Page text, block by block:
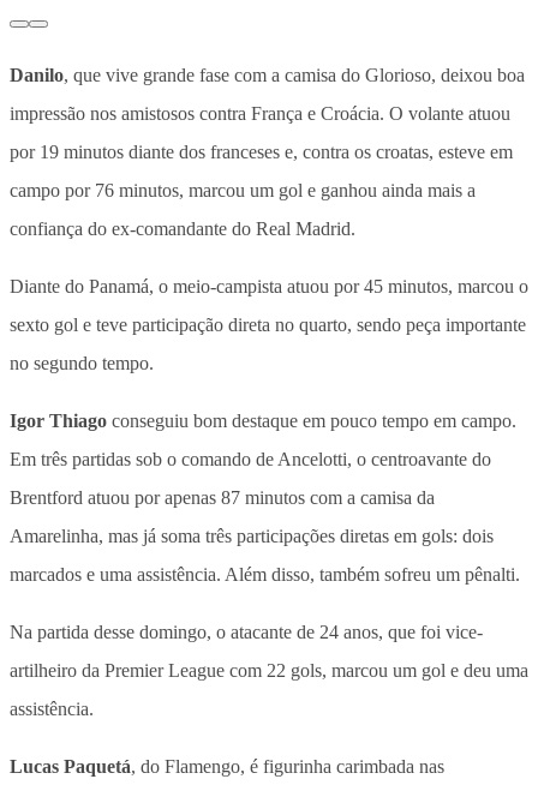
Danilo, que vive grande fase com a camisa do Glorioso, deixou boa
impressão nos amistosos contra França e Croácia. O volante atuou
por 19 minutos diante dos franceses e, contra os croatas, esteve em
campo por 76 minutos, marcou um gol e ganhou ainda mais a
confiança do ex-comandante do Real Madrid.
Diante do Panamá, o meio-campista atuou por 45 minutos, marcou o
sexto gol e teve participação direta no quarto, sendo peça importante
no segundo tempo.
Igor Thiago conseguiu bom destaque em pouco tempo em campo.
Em três partidas sob o comando de Ancelotti, o centroavante do
Brentford atuou por apenas 87 minutos com a camisa da
Amarelinha, mas já soma três participações diretas em gols: dois
marcados e uma assistência. Além disso, também sofreu um pênalti.
Na partida desse domingo, o atacante de 24 anos, que foi vice-
artilheiro da Premier League com 22 gols, marcou um gol e deu uma
assistência.
Lucas Paquetá, do Flamengo, é figurinha carimbada nas